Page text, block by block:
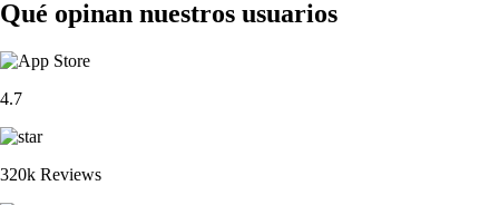
Qué opinan nuestros usuarios
4.7
320k Reviews